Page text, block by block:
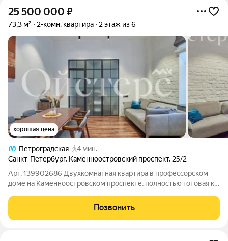
25 500 000 ₽
73,3 м² 2-комн. квартира 2 этаж из 6
хорошая цена
Петроградская
4 мин.
Санкт-Петербург, Каменноостровский проспект, 25/2
Арт. 139902686 Двухкомнатная квартира в профессорском
доме на Каменноостровском проспекте, полностью готовая к
качественно и выдержан в классическом стиле. Планировка
включает кухню-гостиную со
Позвонить